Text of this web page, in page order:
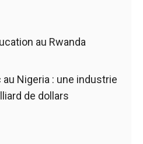
au Rwanda
Nigeria : une industrie
de dollars